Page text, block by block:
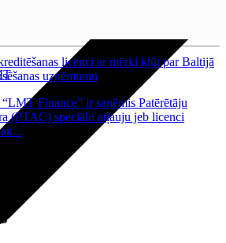
licenci ar mērķi kļūt par Baltijā
uzņēmumu
Finance” ir saņēmis Patērētāju
(PTAC) speciālo atļauju jeb licenci